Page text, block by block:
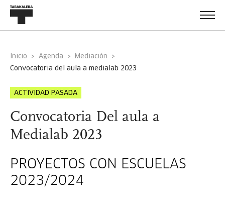
Inicio Agenda
Mediación
convocatoria del aula a medialab 2023
ACTIVIDAD PASADA
Convocatoria Del aula a
Medialab 2023
PROYECTOS CON ESCUELAS
2023/2024